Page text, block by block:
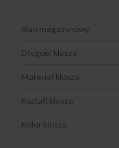
Stan magazynowy:
Długość klosza
Materiał klosza
Kształt klosza
Kolor klosza